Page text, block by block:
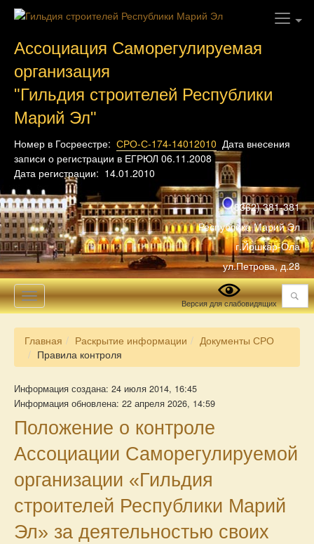
Ассоциация Саморегулируемая
организация
"Гильдия строителей Республики
Марий Эл"
Номер в Госреестре: СРО-С-174-14012010 Дата внесения
записи о регистрации в ЕГРЮЛ 06.11.2008
Дата регистрации: 14.01.2010
(8362) 381-381
Республика Марий Эл
г.Йошкар-Ола
ул.Петрова, д.28
Toggle
navigation
Версия для слабовидящих Поиск
Главная Раскрытие информации
Документы СРО
Правила контроля
Информация создана: 24 июля 2014, 16:45
Информация обновлена: 22 апреля 2026, 14:59
Положение о контроле
Ассоциации Саморегулируемой
организации «Гильдия
строителей Республики Марий
Эл» за деятельностью своих